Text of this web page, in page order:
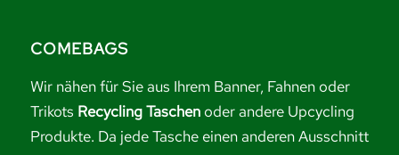
COMEBAGS
Wir nähen für Sie aus Ihrem Banner, Fahnen oder
Trikots Recycling Taschenoder andere Upcycling
Produkte. Da jede Tasche einen anderen Ausschnitt